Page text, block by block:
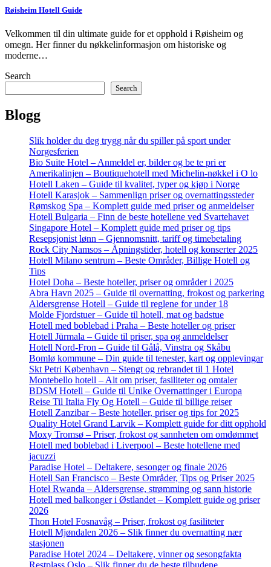
Røisheim Hotell Guide
Velkommen til din ultimate guide for et opphold i Røisheim og
omegn. Her finner du nøkkelinformasjon om historiske og
moderne…
Search
Search
Blogg
Slik holder du deg trygg når du spiller på sport under
Norgesferien
Bio Suite Hotel – Anmeldel er, bilder og be te pri er
Amerikalinjen – Boutiquehotell med Michelin-nøkkel i O lo
Hotell Laken – Guide til kvalitet, typer og kjøp i Norge
Hotell Karasjok – Sammenlign priser og overnattingssteder
Rømskog Spa – Komplett guide med priser og anmeldelser
Hotell Bulgaria – Finn de beste hotellene ved Svartehavet
Singapore Hotel – Komplett guide med priser og tips
Resepsjonist lønn – Gjennomsnitt, tariff og timebetaling
Rock City Namsos – Åpningstider, hotell og konserter 2025
Hotell Milano sentrum – Beste Områder, Billige Hotell og
Tips
Hotel Doha – Beste hoteller, priser og områder i 2025
Abra Havn 2025 – Guide til overnatting, frokost og parkering
Aldersgrense Hotell – Guide til reglene for under 18
Molde Fjordstuer – Guide til hotell, mat og badstue
Hotell med boblebad i Praha – Beste hoteller og priser
Hotell Jūrmala – Guide til priser, spa og anmeldelser
Hotell Nord-Fron – Guide til Gålå, Vinstra og Skåbu
Bomlø kommune – Din guide til tenester, kart og opplevingar
Skt Petri København – Stengt og rebrandet til 1 Hotel
Montebello hotell – Alt om priser, fasiliteter og omtaler
BDSM Hotell – Guide til Unike Overnattinger i Europa
Reise Til Italia Fly Og Hotell – Guide til billige reiser
Hotell Zanzibar – Beste hoteller, priser og tips for 2025
Quality Hotel Grand Larvik – Komplett guide for ditt opphold
Moxy Tromsø – Priser, frokost og sannheten om omdømmet
Hotell med boblebad i Liverpool – Beste hotellene med
jacuzzi
Paradise Hotel – Deltakere, sesonger og finale 2026
Hotell San Francisco – Beste Områder, Tips og Priser 2025
Hotel Rwanda – Aldersgrense, strømming og sann historie
Hotell med balkonger i Østlandet – Komplett guide og priser
2026
Thon Hotel Fosnavåg – Priser, frokost og fasiliteter
Hotell Mjøndalen 2026 – Slik finner du overnatting nær
stasjonen
Paradise Hotel 2024 – Deltakere, vinner og sesongfakta